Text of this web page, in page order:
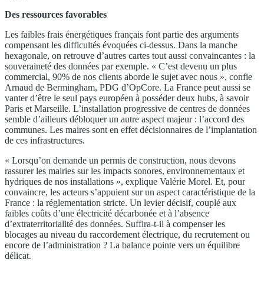
Des ressources favorables
Les faibles frais énergétiques français font partie des arguments
compensant les difficultés évoquées ci-dessus. Dans la manche
hexagonale, on retrouve d’autres cartes tout aussi convaincantes : la
souveraineté des données par exemple. « C’est devenu un plus
commercial, 90% de nos clients aborde le sujet avec nous », confie
Arnaud de Bermingham, PDG d’OpCore. La France peut aussi se
vanter d’être le seul pays européen à posséder deux hubs, à savoir
Paris et Marseille. L’installation progressive de centres de données
semble d’ailleurs débloquer un autre aspect majeur : l’accord des
communes. Les maires sont en effet décisionnaires de l’implantation
de ces infrastructures.
« Lorsqu’on demande un permis de construction, nous devons
rassurer les mairies sur les impacts sonores, environnementaux et
hydriques de nos installations », explique Valérie Morel. Et, pour
convaincre, les acteurs s’appuient sur un aspect caractéristique de la
France : la réglementation stricte. Un levier décisif, couplé aux
faibles coûts d’une électricité décarbonée et à l’absence
d’extraterritorialité des données. Suffira-t-il à compenser les
blocages au niveau du raccordement électrique, du recrutement ou
encore de l’administration ? La balance pointe vers un équilibre
délicat.